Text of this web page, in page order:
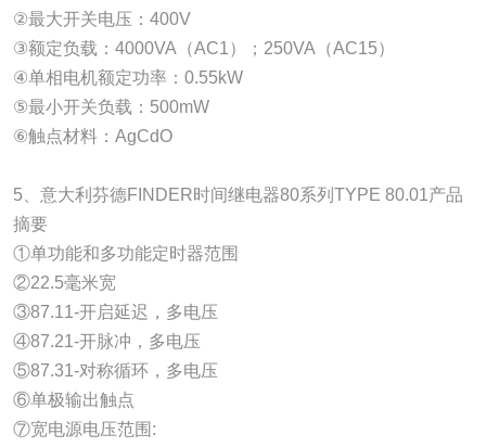
②最大开关电压：400V
③额定负载：4000VA（AC1）；250VA（AC15）
④单相电机额定功率：0.55kW
⑤最小开关负载：500mW
⑥触点材料：AgCdO
5、意大利芬德FINDER时间继电器80系列TYPE 80.01产品
摘要
①单功能和多功能定时器范围
②22.5毫米宽
③87.11-开启延迟，多电压
④87.21-开脉冲，多电压
⑤87.31-对称循环，多电压
⑥单极输出触点
⑦宽电源电压范围: